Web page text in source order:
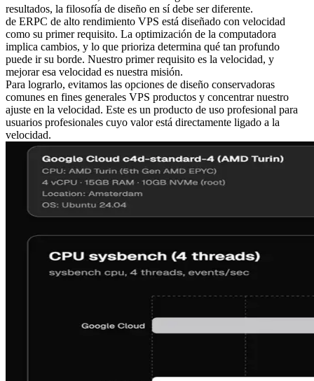
resultados, la filosofía de diseño en sí debe ser diferente.
de ERPC de alto rendimiento VPS está diseñado con velocidad
como su primer requisito. La optimización de la computadora
implica cambios, y lo que prioriza determina qué tan profundo
puede ir su borde. Nuestro primer requisito es la velocidad, y
mejorar esa velocidad es nuestra misión.
Para lograrlo, evitamos las opciones de diseño conservadoras
comunes en fines generales VPS productos y concentrar nuestro
ajuste en la velocidad. Este es un producto de uso profesional para
usuarios profesionales cuyo valor está directamente ligado a la
velocidad.